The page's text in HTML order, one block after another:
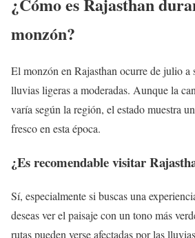
monzón?
El monzón en Rajasthan ocurre de julio a
lluvias ligeras a moderadas. Aunque la
varía según la región, el estado muestra
fresco en esta época.
¿Es recomendable visitar
Sí, especialmente si buscas una
deseas ver el paisaje con un tono más
rutas pueden verse afectadas por las